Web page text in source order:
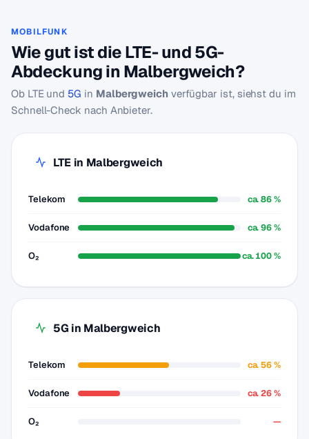
MOBILFUNK
Wie gut ist die LTE- und 5G-
Abdeckung in Malbergweich?
Ob LTE und 5G in Malbergweichverfügbar ist, siehst du im
Schnell-Check nach Anbieter.
LTE in Malbergweich
Telekom ca. 86 %
Vodafone ca. 96 %
O₂ ca. 100 %
5G in Malbergweich
Telekom ca. 56 %
Vodafone ca. 26 %
O₂ —